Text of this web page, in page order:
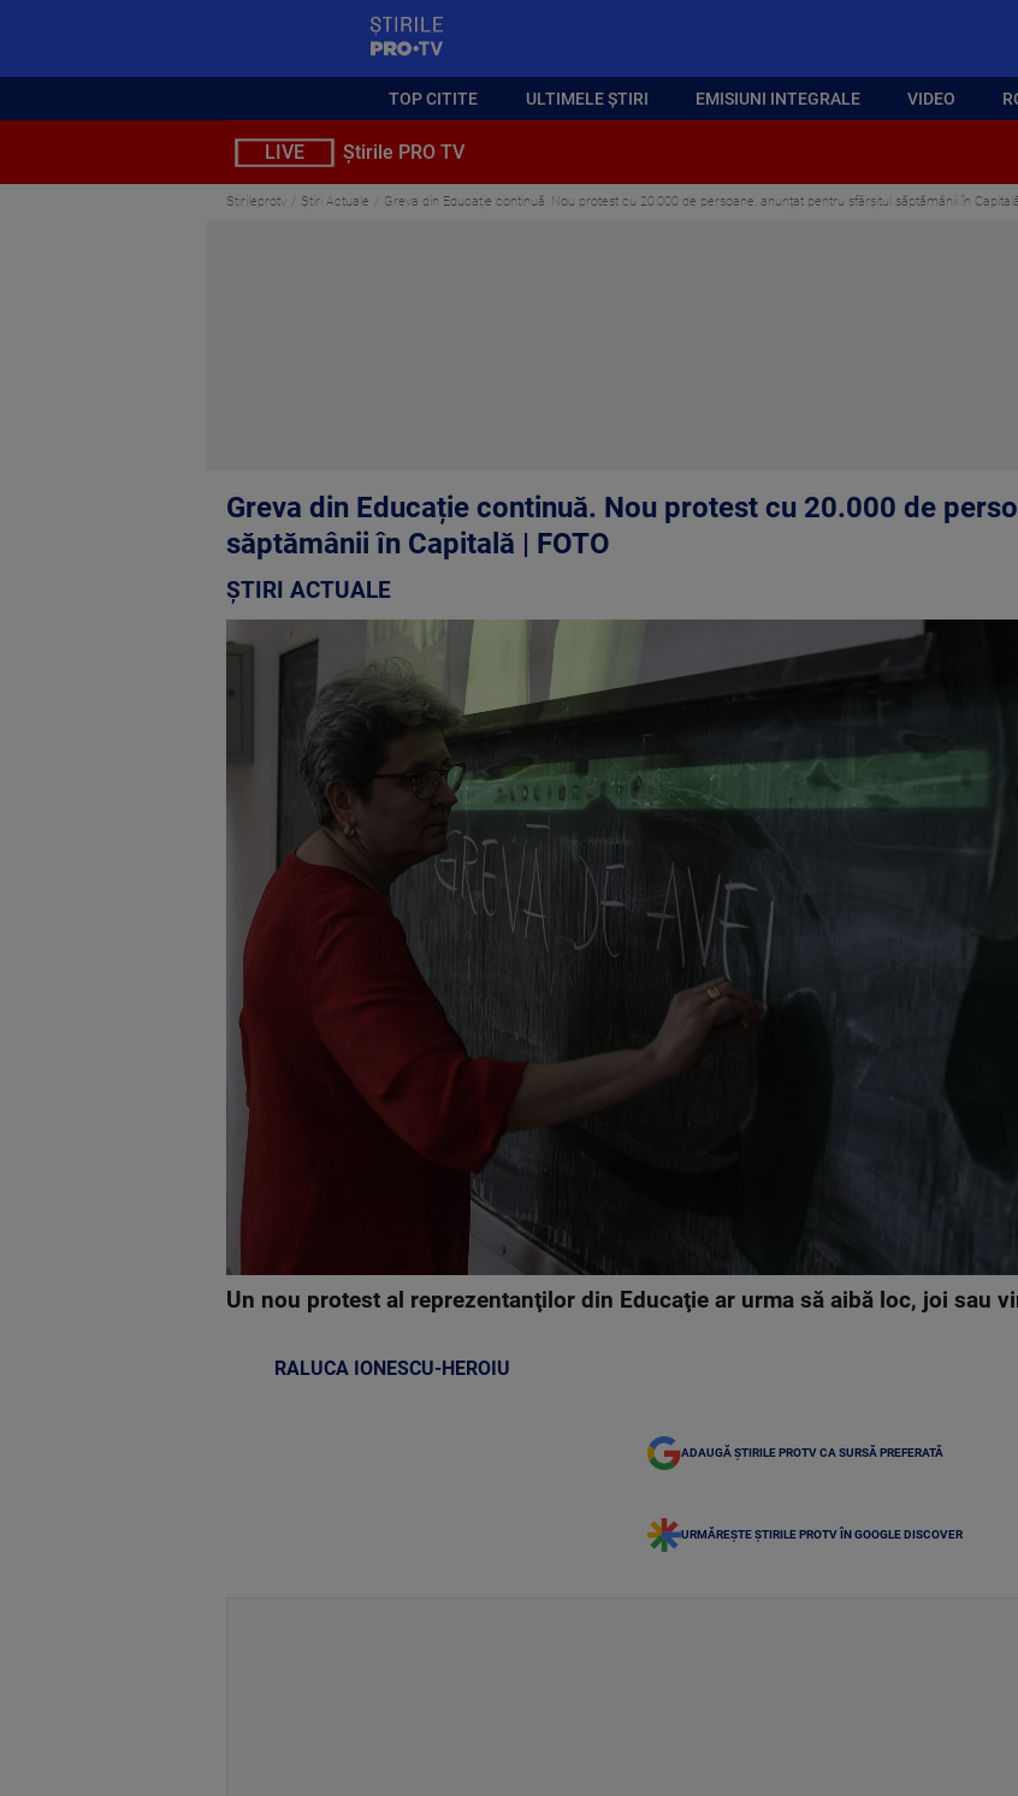
TOP CITITE ULTIMELE ȘTIRI EMISIUNI INTEGRALE VIDEO
LIVE Știrile PRO TV
Stirileprotv Știri Actuale Greva din Educație continuă. Nou protest cu 20.000 de persoane, anunțat pentru sfârșitul săptămânii în
Greva din Educație continuă. Nou protest cu 20.000 de
săptămânii în Capitală | FOTO
ȘTIRI ACTUALE
Un nou protest al reprezentanţilor din Educaţie ar urma să aibă loc, joi sau
RALUCA IONESCU-HEROIU
ADAUGĂ ȘTIRILE PROTV CA SURSĂ PREFERATĂ
URMĂREȘTE ȘTIRILE PROTV ÎN GOOGLE DISCOVER